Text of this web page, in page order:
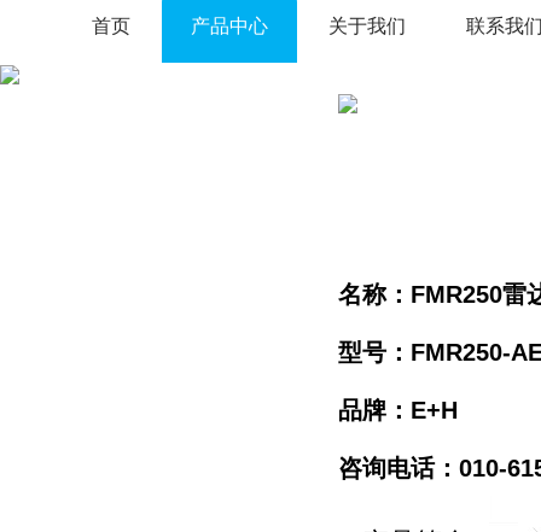
首页 产品中心 关于我们 联系我
名称：FMR250雷
型号：FMR250-
品牌：E+H
咨询电话：010-